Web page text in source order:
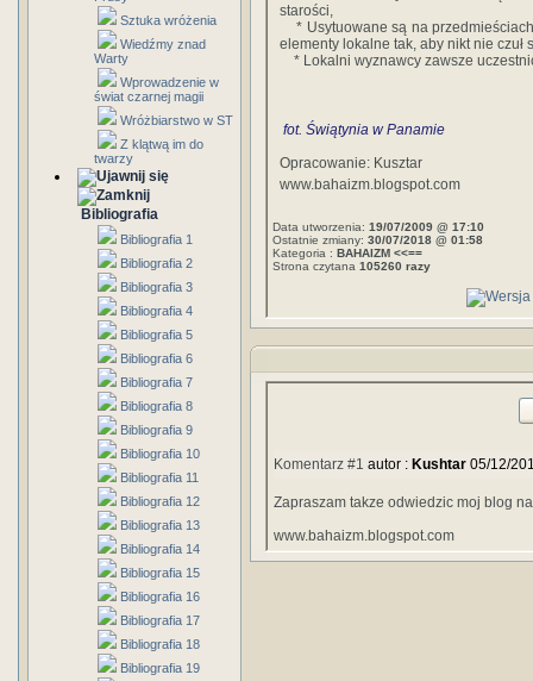
Sztuka wróżenia
Wiedźmy znad
Warty
Wprowadzenie w
świat czarnej magii
Wróżbiarstwo w ST
Z klątwą im do
twarzy
Bibliografia
Bibliografia 1
Bibliografia 2
Bibliografia 3
Bibliografia 4
Bibliografia 5
Bibliografia 6
Bibliografia 7
Bibliografia 8
Bibliografia 9
Bibliografia 10
Bibliografia 11
Bibliografia 12
Bibliografia 13
Bibliografia 14
Bibliografia 15
Bibliografia 16
Bibliografia 17
Bibliografia 18
Bibliografia 19
starości,
* Usytuowane są na
elementy lokalne tak, aby nikt nie czuł
* Lokalni wyznawcy zawsze
fot. Świątynia w Panamie
Opracowanie: Kusztar
www.bahaizm.blogspot.com
Data utworzenia: 19/07/2009 @ 17:10
Ostatnie zmiany: 30/07/2018 @ 01:58
Kategoria : BAHAIZM <<==
Strona czytana 105260 razy
Komentarz #1 autor : Kushtar 05/12/
Zapraszam takze odwiedzic moj blog
www.bahaizm.blogspot.com